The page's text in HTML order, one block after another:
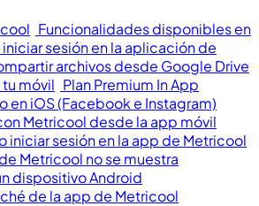
Funcionalidades disponibles en
sesión en la aplicación de
archivos desde Google Drive
móvil Plan Premium In App
en iOS (Facebook e Instagram)
Metricool desde la app móvil
iniciar sesión en la app de Metricool
Metricool no se muestra
dispositivo Android
de la app de Metricool